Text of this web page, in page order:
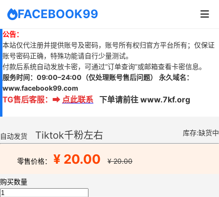
FACEBOOK99
公告：
本站仅代注册并提供账号及密码，账号所有权归官方平台所有；仅保证
账号密码正确，特殊功能请自行少量测试。
付款后系统自动发放卡密，可通过“订单查询”或邮箱查看卡密信息。
服务时间： 09:00–24:00 （仅处理账号售后问题）
永久域名：
www.facebook99.com
TG售后客服： ➡ 点此联系 下单请前往 www.7kf.org
自动发货 Tiktok千粉左右 库存:缺货中
零售价格： ¥ 20.00 ¥ 20.00
购买数量